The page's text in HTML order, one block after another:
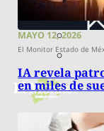
MAYO 12, 2026
El Monitor Estado de
IA revela
en miles de